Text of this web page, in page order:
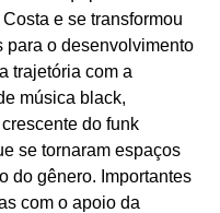
e se transformou
para o desenvolvimento
trajetória com a
música black,
do funk
se tornaram espaços
do gênero. Importantes
com o apoio da